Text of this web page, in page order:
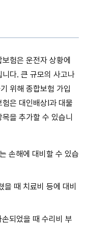
험은 운전자 상황에
다. 큰 규모의 사고나
위해 종합보험 가입
은 대인배상Ⅰ과 대물
을 추가할 수 있습니
손해에 대비할 수 있습
때 치료비 등에 대비
되었을 때 수리비 부